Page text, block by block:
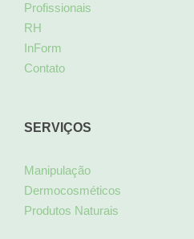
Profissionais
RH
InForm
Contato
SERVIÇOS
Manipulação
Dermocosméticos
Produtos Naturais